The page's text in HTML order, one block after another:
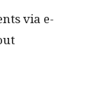
via e-